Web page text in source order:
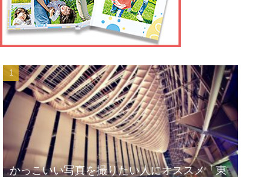
かっこいい写真を撮りたい人にオススメ「東